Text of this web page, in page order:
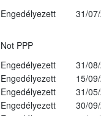
Engedélyezett 31/
Not PPP
Engedélyezett
31/
Engedélyezett
15/
Engedélyezett
31/
Engedélyezett
30/